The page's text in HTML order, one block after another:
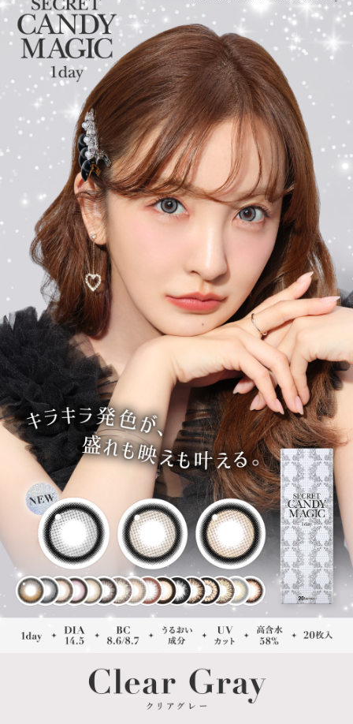
レンズスペックもUVカット機能・うるおい成分を追加＆高含水レ
ンズにリニューアル！
さらに待望の乱視用カラコン secretcandymagic toric（シークレッ
トキャンディーマジック トーリック）も新登場しました。
常に最旬の「盛れる」と「お客様のニーズ」をキャッチし、進化
し続けるブランドです。